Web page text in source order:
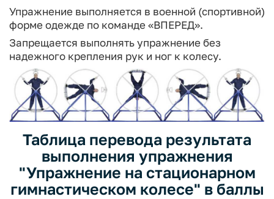
Упражнение выполняется в военной (спортивной)
форме одежде по ко­манде «ВПЕРЕД».
Запрещается выполнять упражнение без
надежного крепления рук и ног к колесу.
Таблица перевода результата
выполнения упражнения
"Упражнение на стационарном
гимнастическом колесе" в баллы